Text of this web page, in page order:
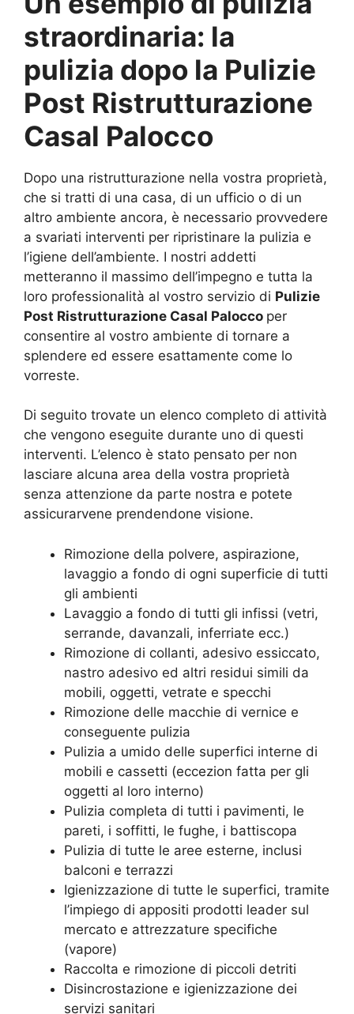
straordinaria: la
pulizia dopo la Pulizie
Post Ristrutturazione
Casal Palocco
Dopo una ristrutturazione nella vostra proprietà,
che si tratti di una casa, di un ufficio o di un
altro ambiente ancora, è necessario provvedere
a svariati interventi per ripristinare la pulizia e
l’igiene dell’ambiente. I nostri addetti
metteranno il massimo dell’impegno e tutta la
loro professionalità al vostro servizio di Pulizie
Post Ristrutturazione Casal Palocco per
consentire al vostro ambiente di tornare a
splendere ed essere esattamente come lo
vorreste.
Di seguito trovate un elenco completo di attività
che vengono eseguite durante uno di questi
interventi. L’elenco è stato pensato per non
lasciare alcuna area della vostra proprietà
senza attenzione da parte nostra e potete
assicurarvene prendendone visione.
Rimozione della polvere, aspirazione,
lavaggio a fondo di ogni superficie di tutti
gli ambienti
Lavaggio a fondo di tutti gli infissi (vetri,
serrande, davanzali, inferriate ecc.)
Rimozione di collanti, adesivo essiccato,
nastro adesivo ed altri residui simili da
mobili, oggetti, vetrate e specchi
Rimozione delle macchie di vernice e
conseguente pulizia
Pulizia a umido delle superfici interne di
mobili e cassetti (eccezion fatta per gli
oggetti al loro interno)
Pulizia completa di tutti i pavimenti, le
pareti, i soffitti, le fughe, i battiscopa
Pulizia di tutte le aree esterne, inclusi
balconi e terrazzi
Igienizzazione di tutte le superfici, tramite
l’impiego di appositi prodotti leader sul
mercato e attrezzature specifiche
(vapore)
Raccolta e rimozione di piccoli detriti
Disincrostazione e igienizzazione dei
servizi sanitari